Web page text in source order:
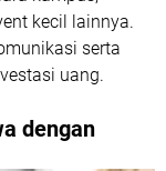
kecil lainnya.
serta
uang.
dengan